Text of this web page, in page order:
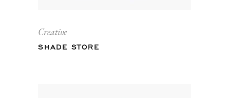
Creative
SHADE STORE